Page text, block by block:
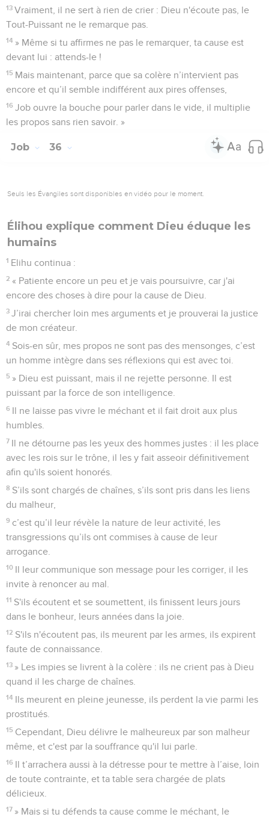
13 Vraiment, il ne sert à rien de crier : Dieu n'écoute pas, le
Tout-Puissant ne le remarque pas.
14 » Même si tu affirmes ne pas le remarquer, ta cause est
devant lui : attends-le !
15 Mais maintenant, parce que sa colère n’intervient pas
encore et qu’il semble indifférent aux pires offenses,
16 Job ouvre la bouche pour parler dans le vide, il multiplie
les propos sans rien savoir. »
Job 36
Seuls les Évangiles sont disponibles en vidéo pour le moment.
Élihou explique comment Dieu éduque les
humains
1 Elihu continua :
2 « Patiente encore un peu et je vais poursuivre, car j'ai
encore des choses à dire pour la cause de Dieu.
3 J’irai chercher loin mes arguments et je prouverai la justice
de mon créateur.
4 Sois-en sûr, mes propos ne sont pas des mensonges, c’est
un homme intègre dans ses réflexions qui est avec toi.
5 » Dieu est puissant, mais il ne rejette personne. Il est
puissant par la force de son intelligence.
6 Il ne laisse pas vivre le méchant et il fait droit aux plus
humbles.
7 Il ne détourne pas les yeux des hommes justes : il les place
avec les rois sur le trône, il les y fait asseoir définitivement
afin qu'ils soient honorés.
8 S’ils sont chargés de chaînes, s’ils sont pris dans les liens
du malheur,
9 c’est qu’il leur révèle la nature de leur activité, les
transgressions qu’ils ont commises à cause de leur
arrogance.
10 Il leur communique son message pour les corriger, il les
invite à renoncer au mal.
11 S'ils écoutent et se soumettent, ils finissent leurs jours
dans le bonheur, leurs années dans la joie.
12 S'ils n'écoutent pas, ils meurent par les armes, ils expirent
faute de connaissance.
13 » Les impies se livrent à la colère : ils ne crient pas à Dieu
quand il les charge de chaînes.
14 Ils meurent en pleine jeunesse, ils perdent la vie parmi les
prostitués.
15 Cependant, Dieu délivre le malheureux par son malheur
même, et c'est par la souffrance qu'il lui parle.
16 Il t’arrachera aussi à la détresse pour te mettre à l’aise, loin
de toute contrainte, et ta table sera chargée de plats
délicieux.
17 » Mais si tu défends ta cause comme le méchant, le